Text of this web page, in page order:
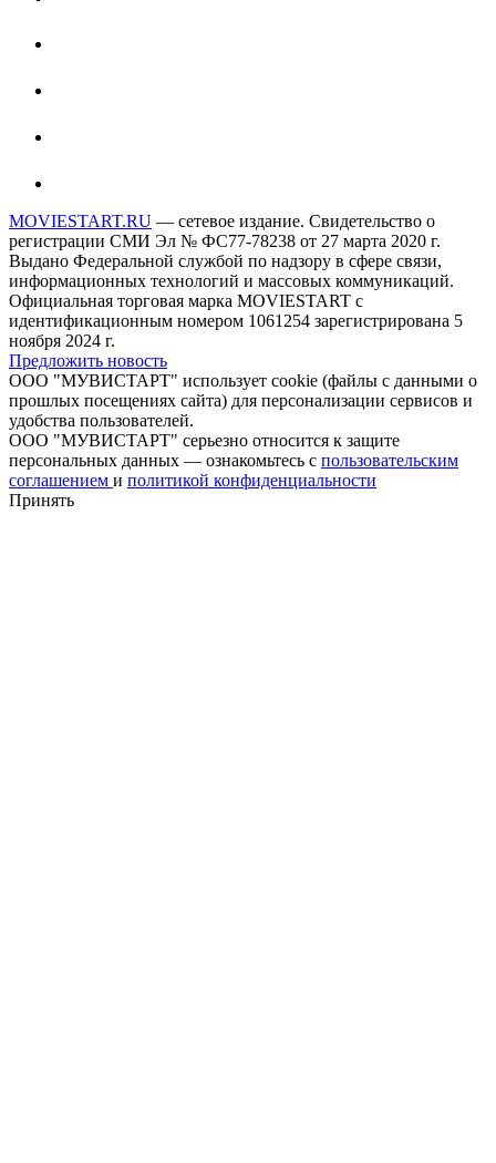
MOVIESTART.RU — сетевое издание. Свидетельство о
регистрации СМИ Эл № ФС77-78238 от 27 марта 2020 г.
Выдано Федеральной службой по надзору в сфере связи,
информационных технологий и массовых коммуникаций.
Официальная торговая марка MOVIESTART с
идентификационным номером 1061254 зарегистрирована 5
ноября 2024 г.
Предложить новость
ООО "МУВИСТАРТ" использует cookie (файлы с данными о
прошлых посещениях сайта) для персонализации сервисов и
удобства пользователей.
ООО "МУВИСТАРТ" серьезно относится к защите
персональных данных — ознакомьтесь с пользовательским
соглашением и политикой конфиденциальности
Принять